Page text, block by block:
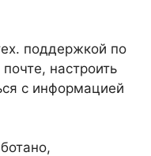
поддержкой по
настроить
с информацией